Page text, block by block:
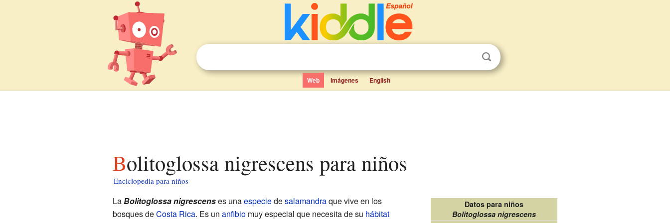
Web Imágenes English
Bolitoglossa nigrescens para niños
Enciclopedia para niños
Datos para niños
Bolitoglossa nigrescens
LaBolitoglossa nigrescenses unaespeciedesalamandraque vive en los
bosques deCosta Rica. Es un anfibiomuy especial que necesita de su hábitat